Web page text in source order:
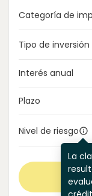
Categoría de
Tipo de inversión
Interés anual
Plazo
Nivel de riesgo
La